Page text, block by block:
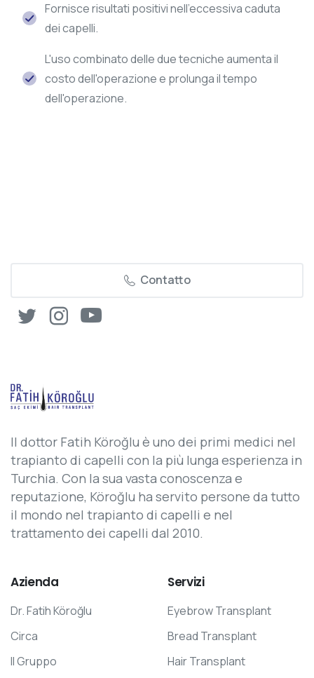
Fornisce risultati positivi nell'eccessiva caduta
dei capelli.
L'uso combinato delle due tecniche aumenta il
costo dell'operazione e prolunga il tempo
dell'operazione.
Contatto
Il dottor Fatih Köroğlu è uno dei primi medici nel
trapianto di capelli con la più lunga esperienza in
Turchia. Con la sua vasta conoscenza e
reputazione, Köroğlu ha servito persone da tutto
il mondo nel trapianto di capelli e nel
trattamento dei capelli dal 2010.
Azienda
Dr. Fatih Köroğlu
Circa
Il Gruppo
Servizi
Eyebrow Transplant
Bread Transplant
Hair Transplant